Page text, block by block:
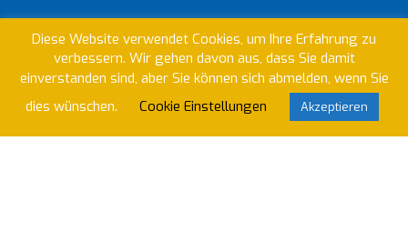
Diese Website verwendet Cookies, um Ihre Erfahrung zu
verbessern. Wir gehen davon aus, dass Sie damit
einverstanden sind, aber Sie können sich abmelden, wenn Sie
dies wünschen.
Cookie Einstellungen Akzeptieren